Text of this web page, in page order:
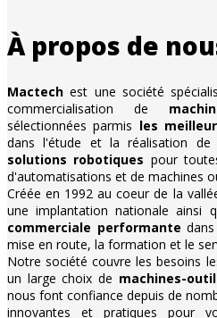
À propos de
Mactech est une société
commercialisation de
sélectionnées parmis les
dans l'étude et la réalisation de
solutions robotiques pour
d'automatisations et de machines
Créée en 1992 au coeur de la
une implantation nationale ainsi
commerciale performante
mise en route, la formation et le
Notre société couvre les besoins
un large choix de machines-
nous font confiance depuis de
innovantes et pratiques pour